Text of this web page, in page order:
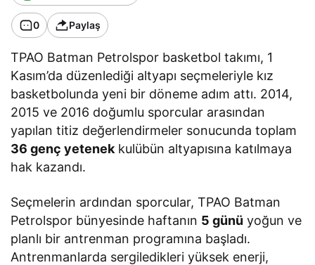
0 Paylaş
TPAO Batman Petrolspor basketbol takımı, 1
Kasım’da düzenlediği altyapı seçmeleriyle kız
basketbolunda yeni bir döneme adım attı. 2014,
2015 ve 2016 doğumlu sporcular arasından
yapılan titiz değerlendirmeler sonucunda toplam
36 genç yetenek kulübün altyapısına katılmaya
hak kazandı.
Seçmelerin ardından sporcular, TPAO Batman
Petrolspor bünyesinde haftanın 5 günü yoğun ve
planlı bir antrenman programına başladı.
Antrenmanlarda sergiledikleri yüksek enerji,